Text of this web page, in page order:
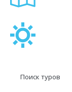
Поиск туров